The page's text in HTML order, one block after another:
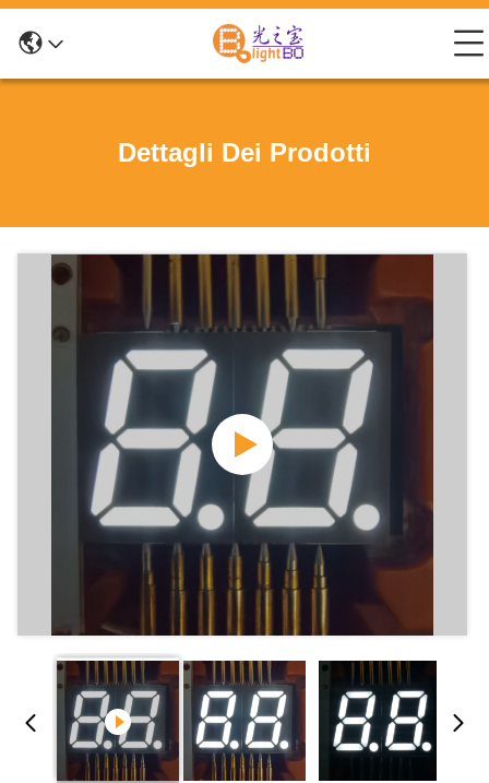
Dettagli Dei Prodotti